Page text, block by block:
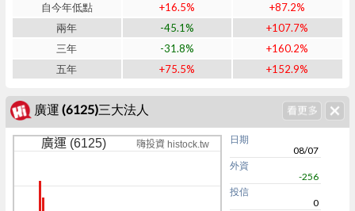
自今年低點
+16.5%
+87.2%
兩年
-45.1%
+107.7%
三年
-31.8%
+160.2%
五年
+75.5% +152.9%
廣運 (6125)三大法人
廣運 (6125) 嗨投資 histock.tw
日期
08/07
外資
-256
投信
0